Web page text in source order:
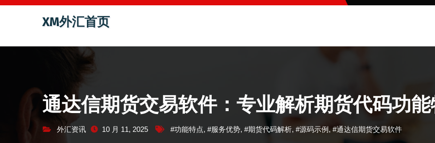
跳
容
XM外汇首页
通达信期货交易软件：专业解析期货代码功
外汇资讯 10 月 11, 2025 #功能特点, #服务优势, #期货代码解析, #源码示例, #通达信期货交易软件